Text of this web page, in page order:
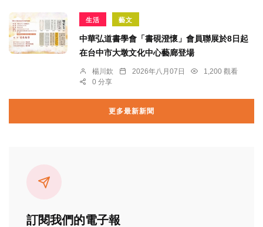
生活 藝文
中華弘道書學會「書硯澄懷」會員聯展於8日起
在台中市大墩文化中心藝廊登場
楊川欽 2026年八月07日
1,200 觀看
0 分享
更多最新新聞
訂閱我們的電子報